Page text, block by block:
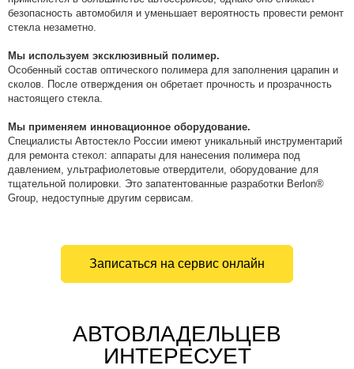
безопасность автомобиля и уменьшает вероятность провести ремонт
стекла незаметно.
Мы используем эксклюзивный полимер.
Особенный состав оптического полимера для заполнения царапин и
сколов. После отверждения он обретает прочность и прозрачность
настоящего стекла.
Мы применяем инновационное оборудование.
Специалисты Автостекло России имеют уникальный инструментарий
для ремонта стекол: аппараты для нанесения полимера под
давлением, ультрафиолетовые отвердители, оборудование для
тщательной полировки. Это запатентованные разработки Berlon®
Group, недоступные другим сервисам.
Записаться на сервис онлайн
АВТОВЛАДЕЛЬЦЕВ
ИНТЕРЕСУЕТ